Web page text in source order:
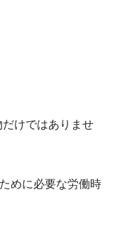
けではありませ
めに必要な労働時